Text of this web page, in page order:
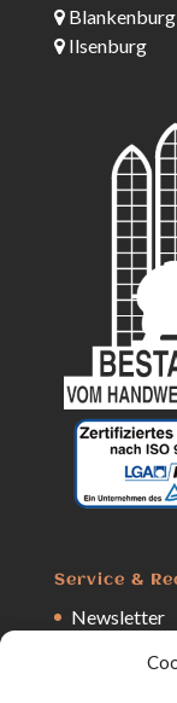
Blankenburg
Ilsenburg
Service &
Newsletter